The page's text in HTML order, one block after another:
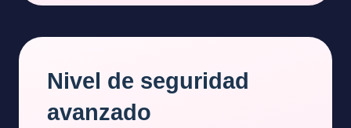
Nivel de seguridad
avanzado